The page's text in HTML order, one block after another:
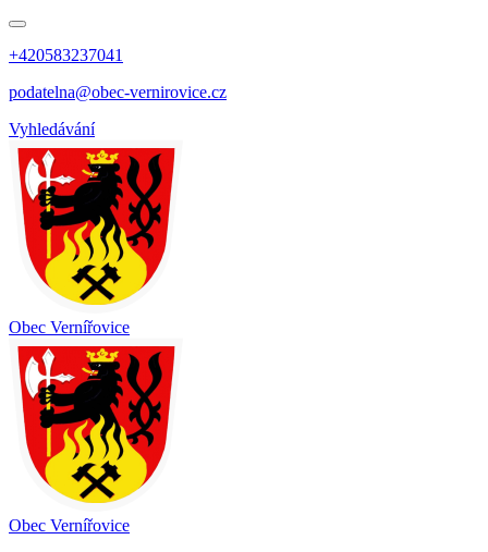
+420583237041
podatelna@obec-vernirovice.cz
Vyhledávání
Obec Vernířovice
Obec Vernířovice